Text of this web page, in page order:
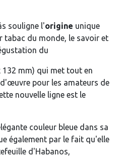
souligne l'origine unique
tabac du monde, le savoir et
du
132 mm) qui met tout en
pour les amateurs de
nouvelle ligne est le
couleur bleue dans sa
également par le fait qu'elle
d'Habanos,